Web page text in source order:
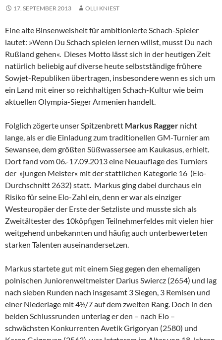
17. SEPTEMBER 2013 OLLI KNIEST
Eine alte Binsenweisheit für ambitionierte Schach-Spieler
lautet: »Wenn Du Schach spielen lernen willst, musst Du nach
Rußland gehen«. Dieses Motto lässt sich in der heutigen Zeit
natürlich beliebig auf diverse heute selbstständige frühere
Sowjet-Republiken übertragen, insbesondere wenn es sich um
ein Land mit einer so reichhaltigen Schach-Kultur wie beim
aktuellen Olympia-Sieger Armenien handelt.
Folglich zögerte unser Spitzenbrett Markus Ragger nicht
lange, als er die Einladung zum traditionellen GM-Turnier am
Sewansee, dem größten Süßwassersee am Kaukasus, erhielt.
Dort fand vom 06.-17.09.2013 eine Neuauflage des Turniers
der »jungen Meister« mit der stattlichen Kategorie 16 (Elo-
Durchschnitt 2632) statt. Markus ging dabei durchaus ein
Risiko für seine Elo-Zahl ein, denn er war als einziger
Westeuropäer der Erste der Setzliste und musste sich als
Zweitältester des 10köpfigen Teilnehmerfeldes mit vielen hier
weitgehend unbekannten und häufig auch unterbewerteten
starken Talenten auseinandersetzen.
Markus startete gut mit einem Sieg gegen den ehemaligen
polnischen Juniorenweltmeister Darius Swiercz (2654) und lag
nach sieben Runden nach insgesamt 3 Siegen, 3 Remisen und
einer Niederlage mit 4½/7 auf dem zweiten Rang. Doch in den
beiden Schlussrunden unterlag er den – nach Elo –
schwächsten Konkurrenten Avetik Grigoryan (2580) und